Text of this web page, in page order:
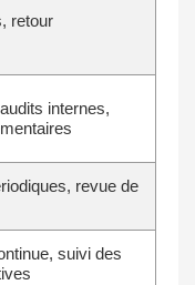
retour
internes,
revue de
suivi des